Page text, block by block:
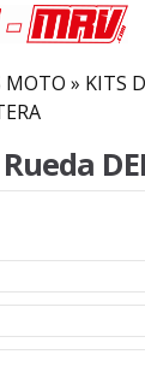
MOTO » KITS